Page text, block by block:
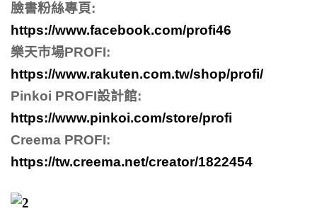
臉書粉絲專頁:
https://www.facebook.com/profi46
樂天市場PROFI:
https://www.rakuten.com.tw/shop/profi/
Pinkoi PROFI設計館:
https://www.pinkoi.com/store/profi
Creema PROFI:
https://tw.creema.net/creator/1822454